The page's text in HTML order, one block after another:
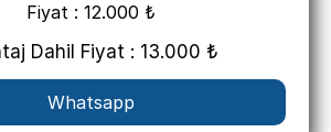
Fiyat : 12.000 ₺
Dahil Fiyat : 13.000 ₺
Whatsapp